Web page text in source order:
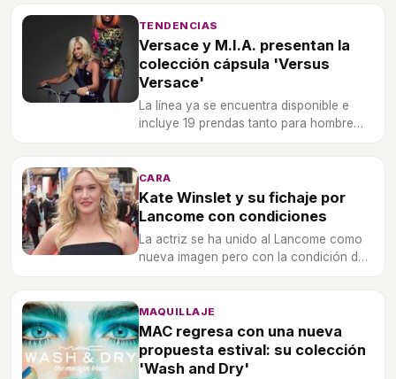
TENDENCIAS
Versace y M.I.A. presentan la
colección cápsula 'Versus
Versace'
La línea ya se encuentra disponible e
incluye 19 prendas tanto para hombre
CARA
Kate Winslet y su fichaje por
Lancome con condiciones
La actriz se ha unido al Lancome como
nueva imagen pero con la condición de
MAQUILLAJE
MAC regresa con una nueva
propuesta estival: su colección
'Wash and Dry'